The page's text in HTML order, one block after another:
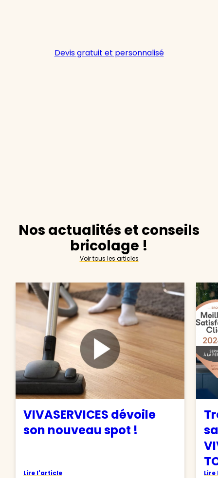
Devis gratuit et personnalisé
Nos actualités et conseils
bricolage !
Voir tous les articles
VIVASERVICES dévoile
son nouveau spot !
Lire l'article